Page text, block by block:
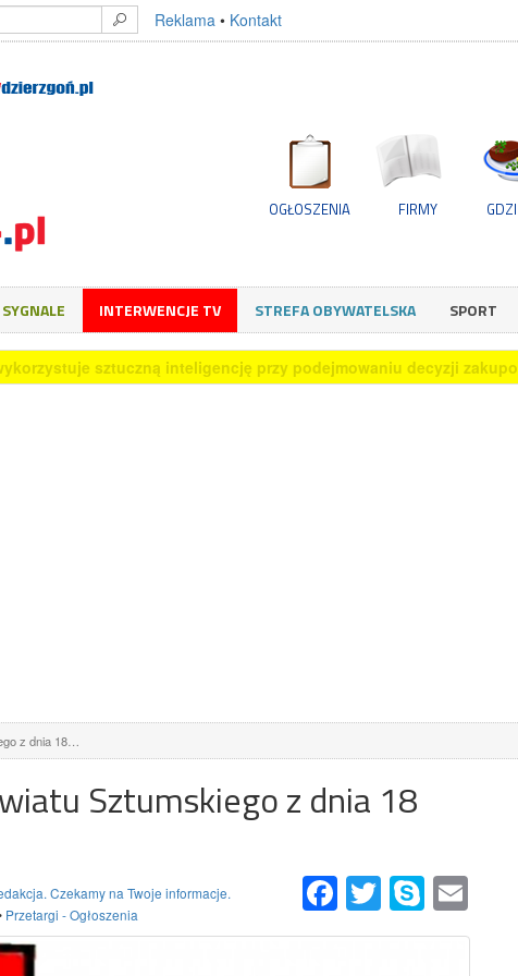
Reklama • Kontakt
OGŁOSZENIA FIRMY
INTERWENCJE TV STREFA OBYWATELSKA SPORT
sztuczną inteligencję przy podejmowaniu decyzji
z dnia 18…
Sztumskiego z dnia 18
FacebookTwitter Skype
Czekamy na Twoje informacje.
Przetargi - Ogłoszenia